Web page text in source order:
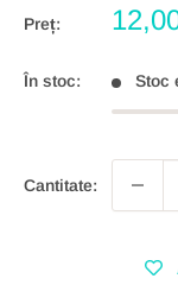
Preț:
Preț
În stoc: Stoc
Cantitate: